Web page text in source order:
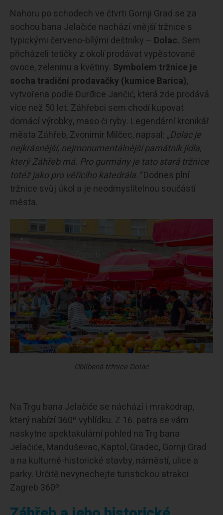
Nahoru po schodech ve čtvrti Gornji Grad se za
sochou bana Jelačiće nachází vnější tržnice s
typickými červeno-bílými deštníky – Dolac. Sem
přicházeli tetičky z okolí prodávat vypěstované
ovoce, zeleninu a květiny. Symbolem tržnice je
socha tradiční prodavačky (kumice Barica),
vytvořena podle Đurđice Jančić, která zde prodává
více než 50 let. Záhřebci sem chodí kupovat
domácí výrobky, maso či ryby. Legendární kronikář
města Záhřeb, Zvonimir Milčec, napsal: „Dolac je
nejkrásnější, nejmonumentálnější památník jídla,
který Záhřeb má. Pro gurmány je tato stará tržnice
totéž jako pro věřícího katedrála.“Dodnes plní
tržnice svůj úkol a je neodmyslitelnou součástí
města.
Oblíbená tržnice Dolac
Na Trgu bana Jelačiće se náchází i mrakodrap,
který nabízí 360º vyhlídku. Z 16. patra se vám
naskytne spektakulární pohled na Trg bana
Jelačiće, Manduševac, Kaptol, Gradec, Gornji Grad
a na kulturně-historické stavby, náměstí, ulice a
parky. Určitě nevynechejte turistickou atrakci
Zagreb 360º.